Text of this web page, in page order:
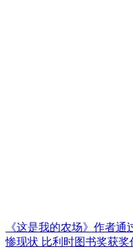
《这是我的农场》作者
惨现状 比利时图书奖获奖